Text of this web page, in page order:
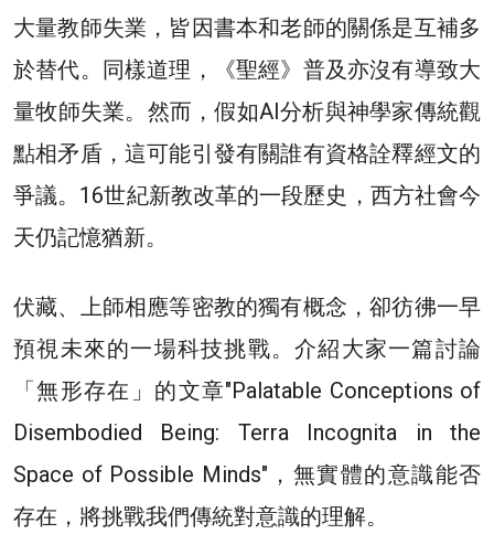
大量教師失業，皆因書本和老師的關係是互補多
於替代。同樣道理，《聖經》普及亦沒有導致大
量牧師失業。然而，假如AI分析與神學家傳統觀
點相矛盾，這可能引發有關誰有資格詮釋經文的
爭議。16世紀新教改革的一段歷史，西方社會今
天仍記憶猶新。
伏藏、上師相應等密教的獨有概念，卻彷彿一早
預視未來的一場科技挑戰。介紹大家一篇討論
「無形存在」的文章"Palatable Conceptions of
Disembodied Being: Terra Incognita in the
Space of Possible Minds"，無實體的意識能否
存在，將挑戰我們傳統對意識的理解。